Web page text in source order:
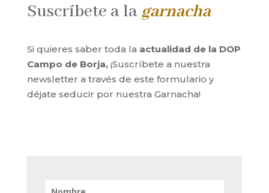
Suscríbete a la garnacha
Si quieres saber toda la actualidad de la DOP
Campo de Borja,¡Suscríbete a nuestra
newsletter a través de este formulario y
déjate seducir por nuestra Garnacha!